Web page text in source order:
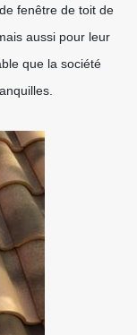
fenêtre de toit de
aussi pour leur
que la société